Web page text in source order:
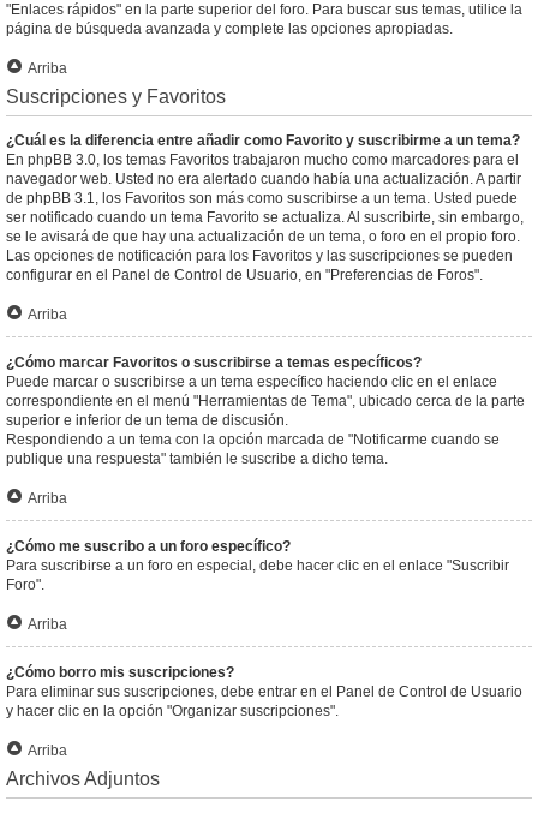
"Enlaces rápidos" en la parte superior del foro. Para buscar sus temas, utilice la
página de búsqueda avanzada y complete las opciones apropiadas.
Arriba
Suscripciones y Favoritos
¿Cuál es la diferencia entre añadir como Favorito y suscribirme a un tema?
En phpBB 3.0, los temas Favoritos trabajaron mucho como marcadores para el
navegador web. Usted no era alertado cuando había una actualización. A partir
de phpBB 3.1, los Favoritos son más como suscribirse a un tema. Usted puede
ser notificado cuando un tema Favorito se actualiza. Al suscribirte, sin embargo,
se le avisará de que hay una actualización de un tema, o foro en el propio foro.
Las opciones de notificación para los Favoritos y las suscripciones se pueden
configurar en el Panel de Control de Usuario, en "Preferencias de Foros".
Arriba
¿Cómo marcar Favoritos o suscribirse a temas específicos?
Puede marcar o suscribirse a un tema específico haciendo clic en el enlace
correspondiente en el menú "Herramientas de Tema", ubicado cerca de la parte
superior e inferior de un tema de discusión.
Respondiendo a un tema con la opción marcada de "Notificarme cuando se
publique una respuesta" también le suscribe a dicho tema.
Arriba
¿Cómo me suscribo a un foro específico?
Para suscribirse a un foro en especial, debe hacer clic en el enlace "Suscribir
Foro".
Arriba
¿Cómo borro mis suscripciones?
Para eliminar sus suscripciones, debe entrar en el Panel de Control de Usuario
y hacer clic en la opción "Organizar suscripciones".
Arriba
Archivos Adjuntos